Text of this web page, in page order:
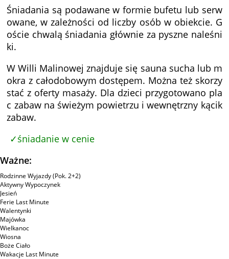
Śniadania są podawane w formie bufetu lub serw
owane, w zależności od liczby osób w obiekcie. G
oście chwalą śniadania głównie za pyszne naleśni
ki.
W Willi Malinowej znajduje się sauna sucha lub m
okra z całodobowym dostępem. Można też skorzy
stać z oferty masaży. Dla dzieci przygotowano pla
c zabaw na świeżym powietrzu i wewnętrzny kącik
zabaw.
śniadanie w cenie
Ważne:
Rodzinne Wyjazdy (Pok. 2+2)
Aktywny Wypoczynek
Jesień
Ferie Last Minute
Walentynki
Majówka
Wielkanoc
Wiosna
Boże Ciało
Wakacje Last Minute